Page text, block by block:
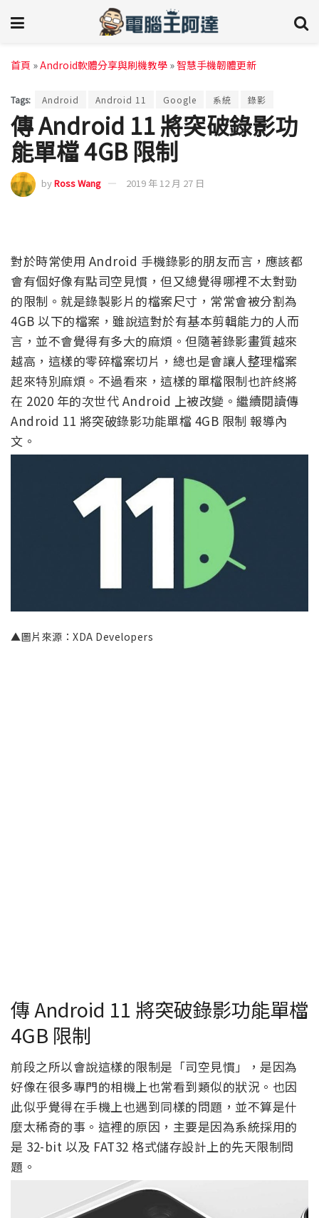
首頁 »Android軟體分享與刷機教學 »智慧手機韌體更新
Tags: Android Android 11 Google 系統 錄影
傳 Android 11 將突破錄影功
能單檔 4GB 限制
byRoss Wang 2019 年 12 月 27 日
對於時常使用 Android 手機錄影的朋友而言，應該都
會有個好像有點司空見慣，但又總覺得哪裡不太對勁
的限制。就是錄製影片的檔案尺寸，常常會被分割為
4GB 以下的檔案，雖說這對於有基本剪輯能力的人而
言，並不會覺得有多大的麻煩。但隨著錄影畫質越來
越高，這樣的零碎檔案切片，總也是會讓人整理檔案
起來特別麻煩。不過看來，這樣的單檔限制也許終將
在 2020 年的次世代 Android 上被改變。繼續閱讀傳
Android 11 將突破錄影功能單檔 4GB 限制 報導內
文。
▲圖片來源：XDA Developers
傳 Android 11 將突破錄影功能單檔
4GB 限制
前段之所以會說這樣的限制是「司空見慣」，是因為
好像在很多專門的相機上也常看到類似的狀況。也因
此似乎覺得在手機上也遇到同樣的問題，並不算是什
麼太稀奇的事。這裡的原因，主要是因為系統採用的
是 32-bit 以及 FAT32 格式儲存設計上的先天限制問
題。